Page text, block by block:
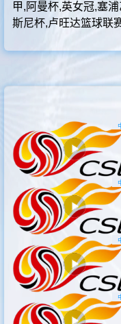
甲,阿曼杯,英女冠,塞
斯尼杯,卢旺达篮球联